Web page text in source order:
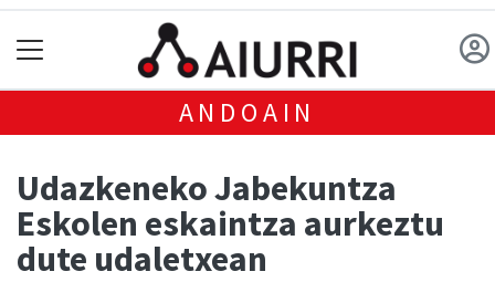
ANDOAIN
Udazkeneko Jabekuntza
Eskolen eskaintza aurkeztu
dute udaletxean